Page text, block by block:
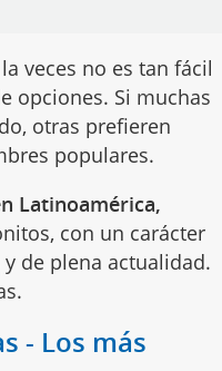
veces no es tan fácil
opciones. Si muchas
otras prefieren
populares.
Latinoamérica,
con un carácter
y de plena actualidad.
- Los más